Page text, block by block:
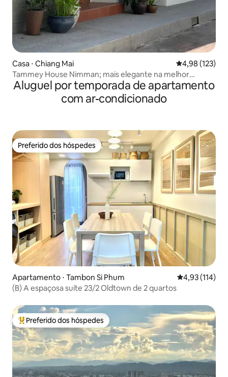
Casa ⋅ Chiang Mai 4,98 de uma
4,98 (123)
Tammey House Nimman; mais elegante na melhor
localização
Aluguel por temporada de apartamento
com ar-condicionado
Preferido dos hóspedes
Preferido dos hóspedes
Apartamento ⋅ Tambon Si Phum 4,93 de uma
4,93 (114)
(B) A espaçosa suíte 23/2 Oldtown de 2 quartos
Entre os melhores preferidos dos hóspedes
Preferido dos hóspedes